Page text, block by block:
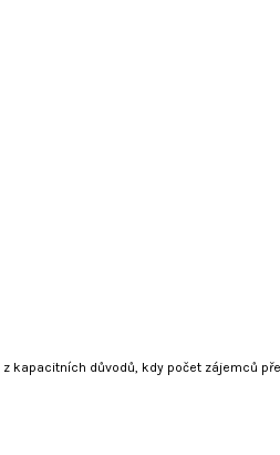
důvodů, kdy počet zájemců